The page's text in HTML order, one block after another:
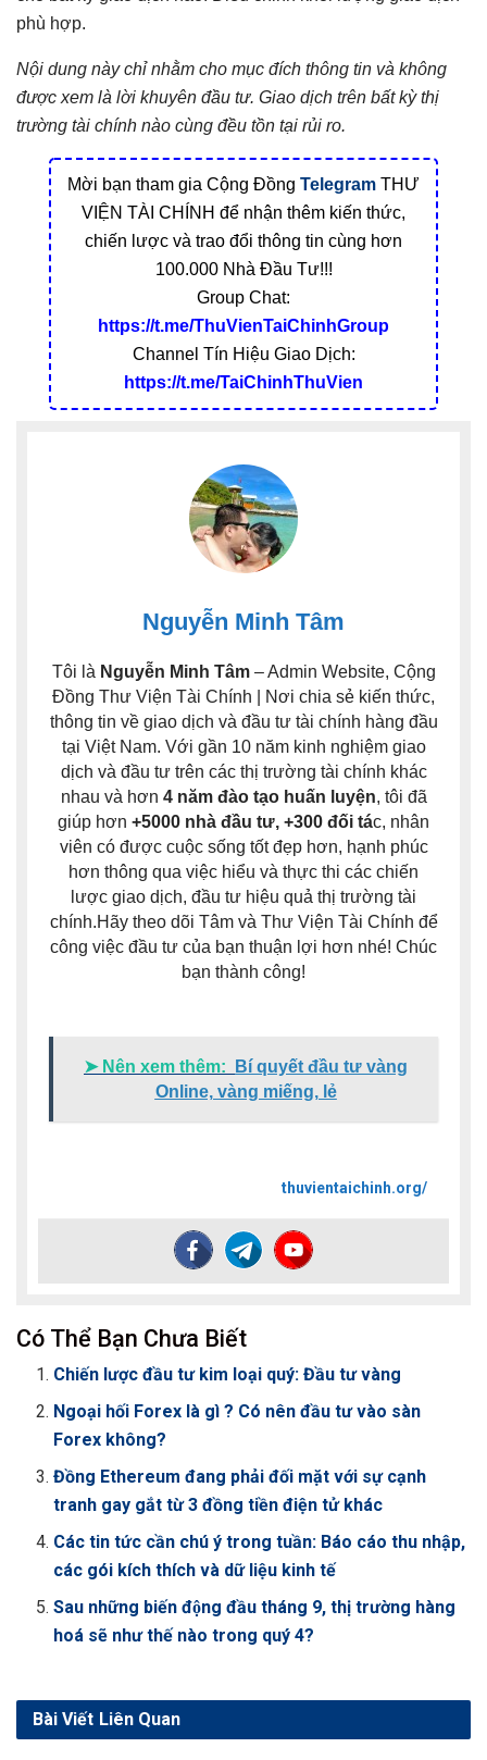
phù hợp.
Nội dung này chỉ nhằm cho mục đích thông tin và không
được xem là lời khuyên đầu tư. Giao dịch trên bất kỳ thị
trường tài chính nào cùng đều tồn tại rủi ro.
Mời bạn tham gia Cộng Đồng Telegram THƯ
VIỆN TÀI CHÍNH để nhận thêm kiến thức,
chiến lược và trao đổi thông tin cùng hơn
100.000 Nhà Đầu Tư!!!
Group Chat:
https://t.me/ThuVienTaiChinhGroup
Channel Tín Hiệu Giao Dịch:
https://t.me/TaiChinhThuVien
Nguyễn Minh Tâm
Tôi là Nguyễn Minh Tâm– Admin Website, Cộng
Đồng Thư Viện Tài Chính | Nơi chia sẻ kiến thức,
thông tin về giao dịch và đầu tư tài chính hàng đầu
tại Việt Nam. Với gần 10 năm kinh nghiệm giao
dịch và đầu tư trên các thị trường tài chính khác
nhau và hơn 4 năm đào tạo huấn luyện, tôi đã
giúp hơn +5000 nhà đầu tư, +300 đối tác, nhân
viên có được cuộc sống tốt đẹp hơn, hạnh phúc
hơn thông qua việc hiểu và thực thi các chiến
lược giao dịch, đầu tư hiệu quả thị trường tài
chính.Hãy theo dõi Tâm và Thư Viện Tài Chính để
công việc đầu tư của bạn thuận lợi hơn nhé! Chúc
bạn thành công!
➤ Nên xem thêm:
Bí quyết đầu tư vàng
Online, vàng miếng, lẻ
thuvientaichinh.org/
Có Thể Bạn Chưa Biết
Chiến lược đầu tư kim loại quý: Đầu tư vàng
Ngoại hối Forex là gì ? Có nên đầu tư vào sàn
Forex không?
Đồng Ethereum đang phải đối mặt với sự cạnh
tranh gay gắt từ 3 đồng tiền điện tử khác
Các tin tức cần chú ý trong tuần: Báo cáo thu nhập,
các gói kích thích và dữ liệu kinh tế
Sau những biến động đầu tháng 9, thị trường hàng
hoá sẽ như thế nào trong quý 4?
Liên Quan
Bài Viết